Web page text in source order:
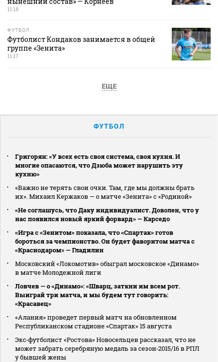
11:18
ФУТБОЛ
Футболист Кондаков занимается в общей
группе «Зенита»
11:17
ЕЩЕ
ФУТБОЛ
Григорян: «У всех есть своя система, своя кухня. И
многие опасаются, что Дзюба может нарушить эту
кухню»
«Важно не терять свои очки. Там, где мы должны брать
их». Михаил Кержаков — о матче «Зенита» с «Родиной»
«Не соглашусь, что Даку индивидуалист. Доволен, что у
нас появился новый яркий форвард» — Карседо
«Игра с «Зенитом» показала, что «Спартак» готов
бороться за чемпионство. Он будет фаворитом матча с
«Краснодаром» — Гладилин
Московский «Локомотив» обыграл московское «Динамо»
в матче Молодежной лиги
Ловчев — о «Динамо»: «Шварц, заткни им всем рот.
Выиграй три матча, и мы будем тут говорить:
«Красавец»
«Алания» проведет первый матч на обновленном
Республиканском стадионе «Спартак» 15 августа
Экс‑футболист «Ростова» Новосельцев рассказал, что не
может забрать серебряную медаль за сезон‑2015/16 в РПЛ
у бывшей жены